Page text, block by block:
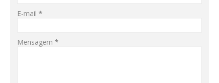
E-mail *
Mensagem *